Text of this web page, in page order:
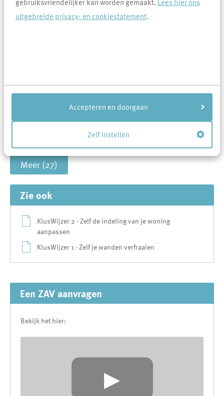
uitgebreide privacy- en cookiestatement.
Accepteren en doorgaan
Zelf instellen
Ik wil dak- en / of vloerisolatie aanvragen. Wat moet
Kluswijzers
bouwtekening(en)/plattegrond van mijn woning
Meer (27)
Zie ook
KlusWijzer 2 - Zelf de indeling van je woning
aanpassen
KlusWijzer 1 - Zelf je wanden verfraaien
Een ZAV aanvragen
Bekijk het hier:
▶